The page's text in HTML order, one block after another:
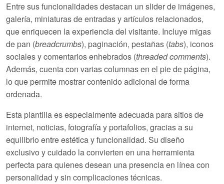
Entre sus funcionalidades destacan un slider de imágenes,
galería, miniaturas de entradas y artículos relacionados,
que enriquecen la experiencia del visitante. Incluye migas
de pan (breadcrumbs), paginación, pestañas (tabs), iconos
sociales y comentarios enhebrados (threaded comments).
Además, cuenta con varias columnas en el pie de página,
lo que permite mostrar contenido adicional de forma
ordenada.
Esta plantilla es especialmente adecuada para sitios de
internet, noticias, fotografía y portafolios, gracias a su
equilibrio entre estética y funcionalidad. Su diseño
exclusivo y cuidado la convierten en una herramienta
perfecta para quienes desean una presencia en línea con
personalidad y sin complicaciones técnicas.